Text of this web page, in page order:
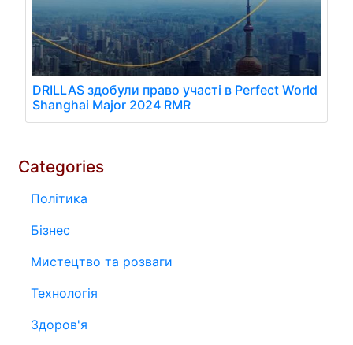
DRILLAS здобули право участі в Perfect World
Shanghai Major 2024 RMR
Categories
Політика
Бізнес
Мистецтво та розваги
Технологія
Здоров'я